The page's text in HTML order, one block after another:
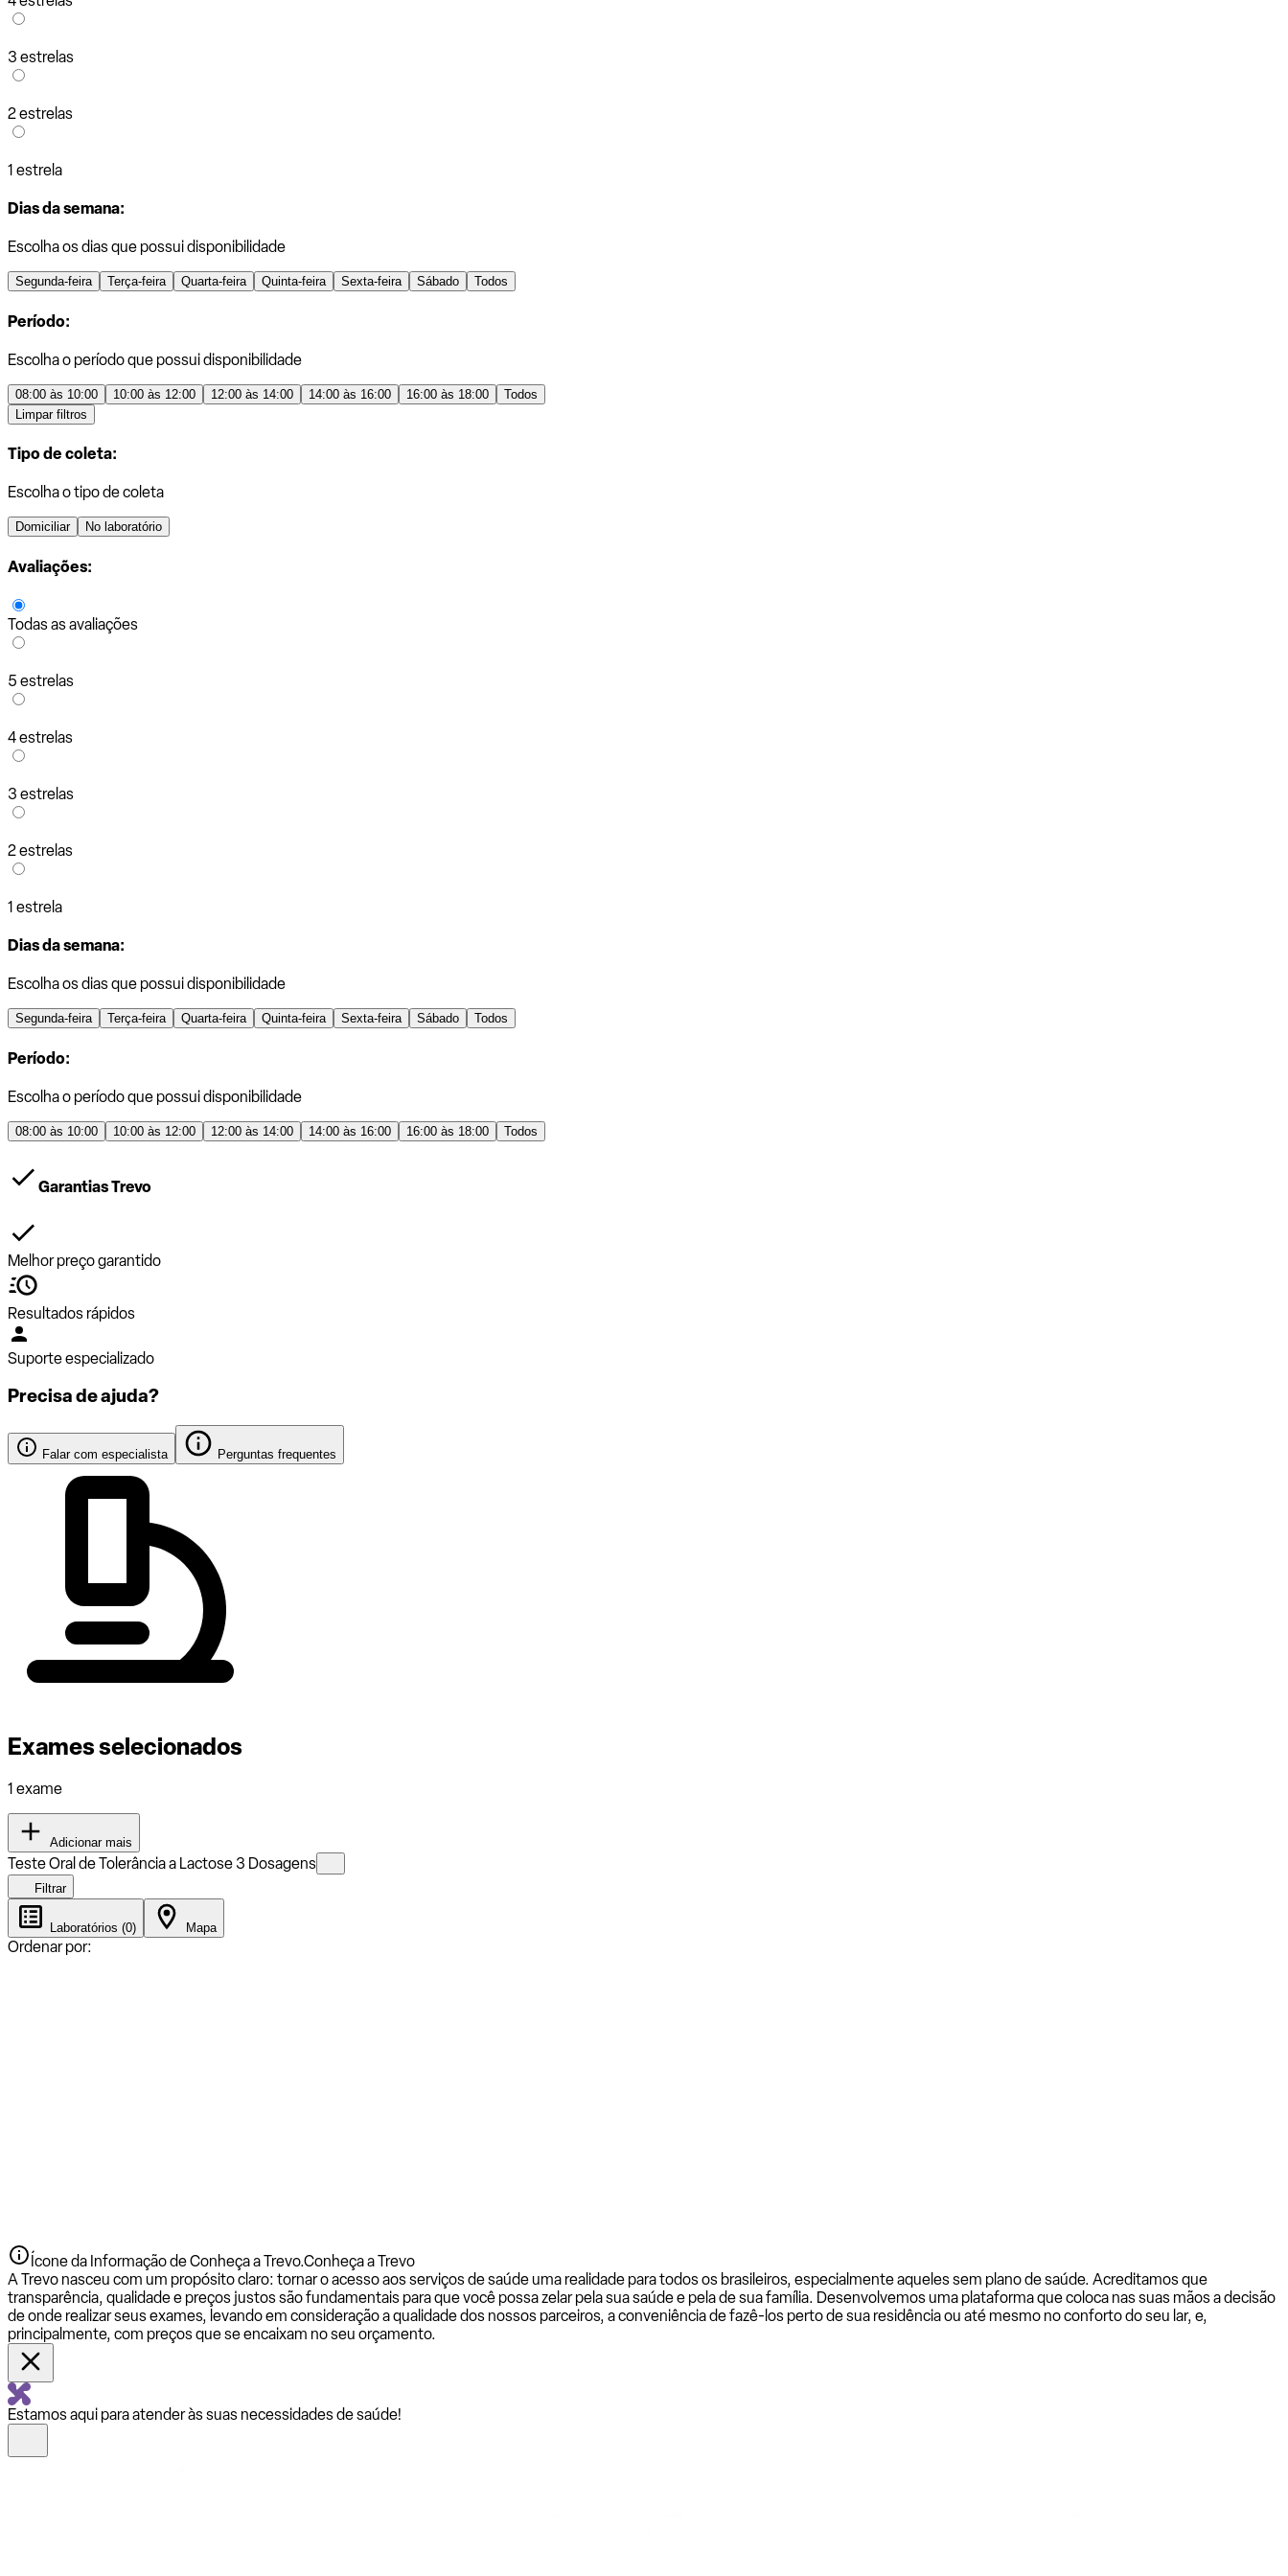
3 estrelas
2 estrelas
1 estrela
Dias da semana:
Escolha os dias que possui disponibilidade
Segunda-feira Terça-feira Quarta-feira Quinta-feira Sexta-feira Sábado Todos
Período:
Escolha o período que possui disponibilidade
08:00 às 10:00 10:00 às 12:00 12:00 às 14:00 14:00 às 16:00 16:00 às 18:00
Todos
Limpar filtros
Tipo de coleta:
Escolha o tipo de coleta
Domiciliar No laboratório
Avaliações:
Todas as avaliações
5 estrelas
4 estrelas
3 estrelas
2 estrelas
1 estrela
Dias da semana:
Escolha os dias que possui disponibilidade
Segunda-feira Terça-feira Quarta-feira Quinta-feira Sexta-feira Sábado Todos
Período:
Escolha o período que possui disponibilidade
08:00 às 10:00 10:00 às 12:00 12:00 às 14:00 14:00 às 16:00 16:00 às 18:00 Todos
Garantias Trevo
Melhor preço garantido
Resultados rápidos
Suporte especializado
Precisa de ajuda?
Falar com especialista Perguntas frequentes
Exames selecionados
1 exame
Adicionar mais
Teste Oral de Tolerância a Lactose 3 Dosagens
Filtrar
Laboratórios (0) Mapa
Ordenar por:
Ícone da Informação de Conheça a Trevo.Conheça a Trevo
A Trevo nasceu com um propósito claro: tornar o acesso aos serviços de saúde uma realidade para todos os brasileiros, especialmente aqueles sem plano de saúde. Acreditamos que
transparência, qualidade e preços justos são fundamentais para que você possa zelar pela sua saúde e pela de sua família. Desenvolvemos uma plataforma que coloca nas suas mãos a decisão
de onde realizar seus exames, levando em consideração a qualidade dos nossos parceiros, a conveniência de fazê-los perto de sua residência ou até mesmo no conforto do seu lar, e,
principalmente, com preços que se encaixam no seu orçamento.
Estamos aqui para atender às suas necessidades de saúde!